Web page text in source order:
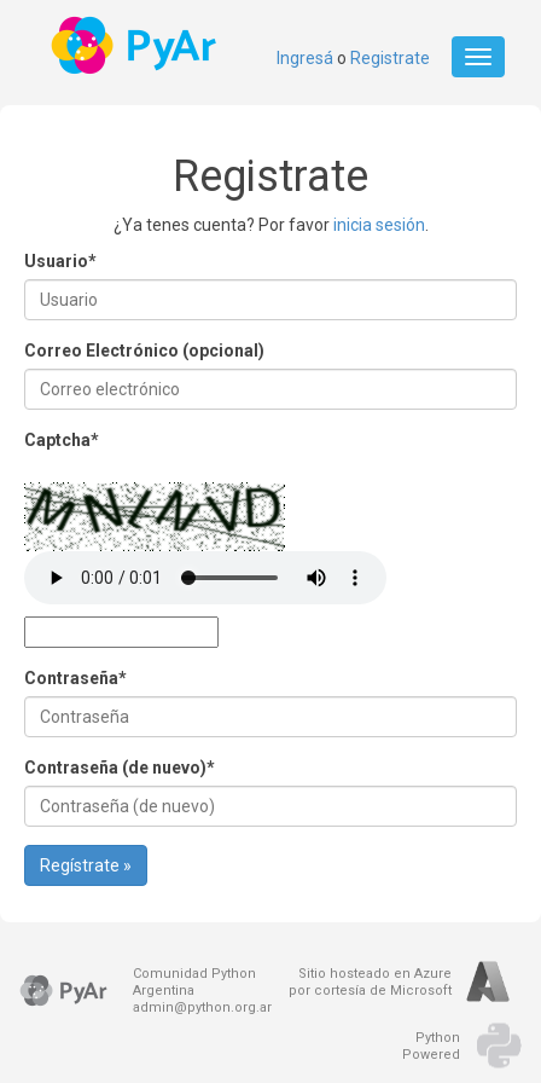
Toggle
Ingresá o Registrate
Registrate
¿Ya tenes cuenta? Por favorinicia sesión
Usuario*
Correo Electrónico (opcional)
Captcha*
Contraseña*
Contraseña (de nuevo)*
Regístrate »
Comunidad Python
Argentina
admin@python.org.ar
Sitio hosteado en Azure
por cortesía de Microsoft
Python
Powered